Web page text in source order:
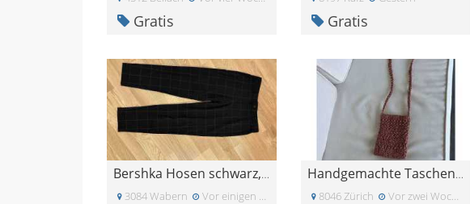
Gratis Gratis
Bershka Hosen schwarz, USA 31
3084 Wabern Vor einigen Tagen
Handgemachte Taschen je nach Grösse 5 bis 20 Fr.
8046 Zürich Vor zwei Wochen